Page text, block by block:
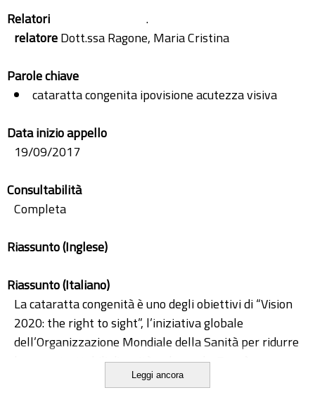
Relatori
.
relatoreDott.ssa Ragone, Maria Cristina
Parole chiave
cataratta congenita ipovisione acutezza visiva
Data inizio appello
19/09/2017
Consultabilità
Completa
Riassunto (Inglese)
Riassunto (Italiano)
La cataratta congenità è uno degli obiettivi di “Vision
2020: the right to sight”, l’iniziativa globale
dell’Organizzazione Mondiale della Sanità per ridurre
le cause trattabili di cecità nel mondo. Essa è una
importante causa di ipovisione e cecità dell’infanzia in
Leggi ancora